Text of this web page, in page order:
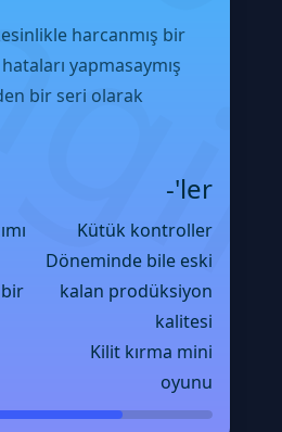
harcanmış bir
yapmasaymış
bir seri olarak
-'ler
Kütük kontroller
Döneminde bile eski
kalan prodüksiyon
kalitesi
Kilit kırma mini
oyunu